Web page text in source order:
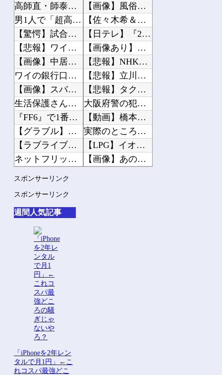
高師直・師泰「降伏するから許して？」
男1人で「超高級アフタヌーンティー」に来てみたwww
【驚愕】試合後に傷心の久保タケを飯に誘うジャガー浅野がコチラ!!!
【悲報】ワイ、職場でアミバ呼ばわりされる
【画像】中居正広「（まずい…このままじゃ木村が最下位になる…）ああぁぁぁ滑ったぁ...
ワイの銀行口座4つもあるんだけど多すぎ？
【画像】スバル、ガチで凄い実力を持っていた
生活保護さん、1400円のハンバーガーを食べただけで批判される
『FF6』で1番苦戦する所といえば？
【グラブル】無料石で天井して何もでないときって怒る？
【ラブライブ！】【画像】蓮ノ空お散歩日記の店舗特典イラストが公開される【DOLL...
ネットフリックスの脚本料は「地上波の5倍ぐらい」 役作りで増量の役者には食費の補...
Powered by livedoor 相互
【画像】風俗に行くとこういう恵体メロン乳(35)を指名してしまう奴wwwww
【佐々木希＆久保史緒里】密着してハートを作る“仲良しショット”に「お美しい」
【日テレ】『24時間テレビ』、熊本地震へ1000万円寄付の発表にモヤモヤ感
【画像あり】宇垣美里「学生時代は全然モテなかったです」⇒！！！
【悲報】NHK番組出演者さん「飲酒していたため記憶にない」職員さんへの性被害が発...
【悲報】立川志らく、落語批判に「上から目線で言えるのは談志くらい」とピシャリ
【悲報】タクシー運転手、儲かりまくることが判明してしまう
大阪府警の犯人射殺動画、全く撃ち56す必要なかったwww
【動画】橋本環奈、ABEMAイベントでサービス谷間
実際のところ中国って日本をどうしたいんやろな？
【LPG】イオンモール熊本7人死亡爆発、漏れたガスが施設内に滞留か 経産省が全国...
【画像】あのちゃん、なんか別人になる
スポンサーリンク
スポンサーリンク
週間人気記事
「iPhoneを2年レン
タルで月1円」←こ
れコスパ最強どこ